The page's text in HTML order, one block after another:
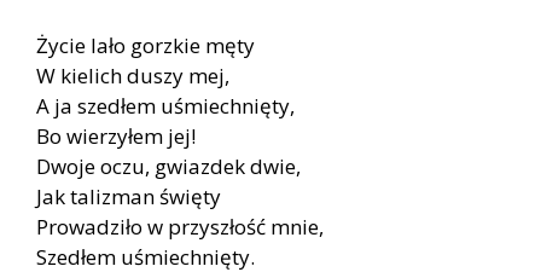
Życie lało gorzkie męty
W kielich duszy mej,
A ja szedłem uśmiechnięty,
Bo wierzyłem jej!
Dwoje oczu, gwiazdek dwie,
Jak talizman święty
Prowadziło w przyszłość mnie,
Szedłem uśmiechnięty.